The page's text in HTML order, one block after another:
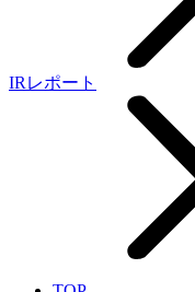
IRレポート